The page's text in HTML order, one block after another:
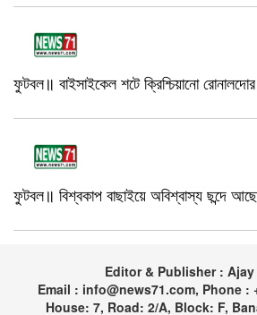
ফুটবল॥ বাইসাইকেল শটে ক্রিশ্চিয়ানো রোনালদোর
ফুটবল॥ বিশ্বকাপ বাছাইয়ে অবিশ্বাস্য ছন্দে আছে
Editor & Publisher : Ajay
Email : info@news71.com, Phone :
House: 7, Road: 2/A, Block: F,